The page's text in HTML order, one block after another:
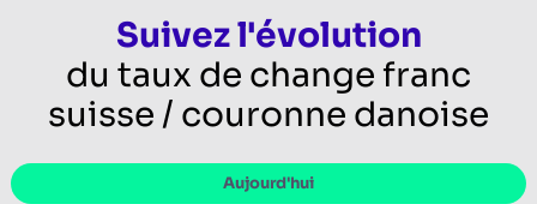
Suivez l'évolution
du taux de change franc
suisse / couronne danoise
Aujourd'hui